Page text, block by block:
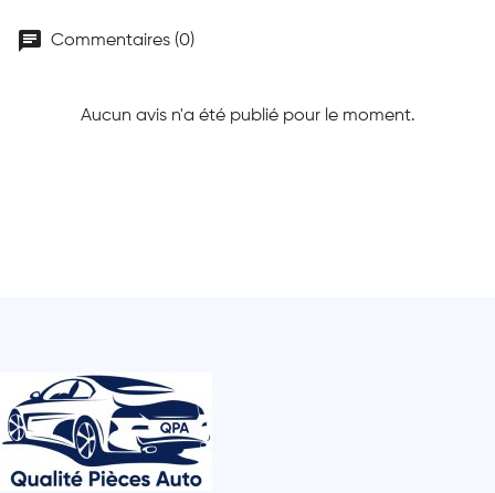
chat Commentaires (0)
Aucun avis n'a été publié pour le moment.